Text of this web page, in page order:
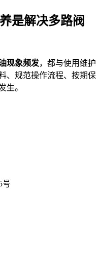
是解决多路阀
现象频发，都与使用维护
、规范操作流程、按期保
生。
号